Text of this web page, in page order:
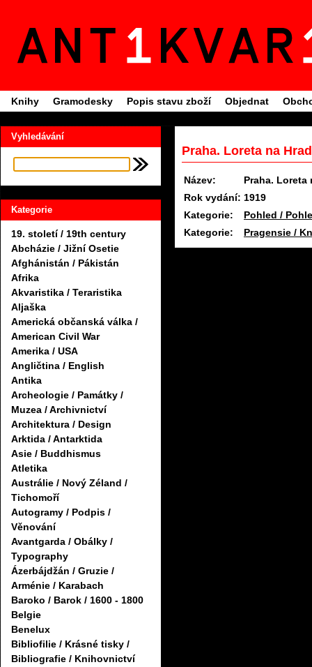
Knihy Gramodesky Popis stavu zboží Objednat
Vyhledávání
Kategorie
19. století / 19th century
Abcházie / Jižní Osetie
Afghánistán / Pákistán
Afrika
Akvaristika / Teraristika
Aljaška
Americká občanská válka /
American Civil War
Amerika / USA
Angličtina / English
Antika
Archeologie / Památky /
Muzea / Archivnictví
Architektura / Design
Arktida / Antarktida
Asie / Buddhismus
Atletika
Austrálie / Nový Zéland /
Tichomoří
Autogramy / Podpis /
Věnování
Avantgarda / Obálky /
Typography
Ázerbájdžán / Gruzie /
Arménie / Karabach
Baroko / Barok / 1600 - 1800
Belgie
Benelux
Bibliofilie / Krásné tisky /
Bibliografie / Knihovnictví
Praha. Loreta na
Název:
Praha. Loreta
Rok vydání: 1919
Kategorie:
Pohled /
Kategorie:
Pragensie /